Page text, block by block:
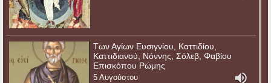
Των Αγίων Ευσιγνίου, Καττιδίου,
Καττιδιανού, Νόννης, Σόλεβ, Φαβίου
Επισκόπου Ρώμης
5 Αυγούστου